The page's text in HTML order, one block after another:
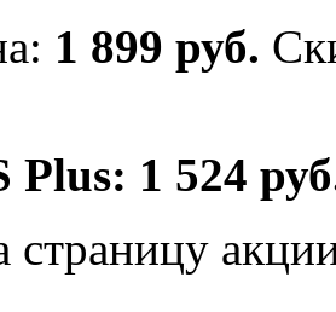
1 899 руб.
Plus: 1 524
страницу